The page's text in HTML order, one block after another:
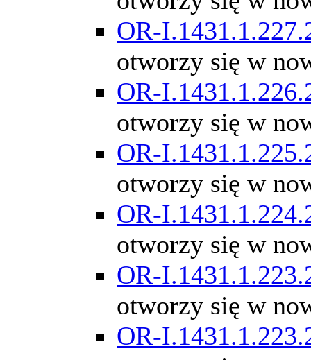
OR-
otworzy się w
OR-
otworzy się w
OR-
otworzy się w
OR-
otworzy się w
OR-
otworzy się w
OR-